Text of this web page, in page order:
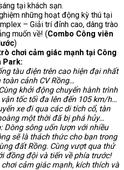
tại khách sạn.
những hoạt động kỳ thú tại
– Giải trí đỉnh cao, dâng trào
muốn về! (Combo Công viên
)
chơi cảm giác mạnh tại Công
Park:
tàu điện trên cao hiện đại nhất
cảnh CV Rồng…
Cùng khởi động chuyến hành trình
tốc tối đa lên đến 105 km/h…
xe đi qua các di tích cổ, tàn
một thời đã bị phá hủy…
: Dòng sông uốn lượn với nhiều
sẽ là thách thức cho bạn trong
đất Rồng. Cùng vượt qua thử
đồng đội và tiến về phía trước!
cảm giác mạnh, kích thích và